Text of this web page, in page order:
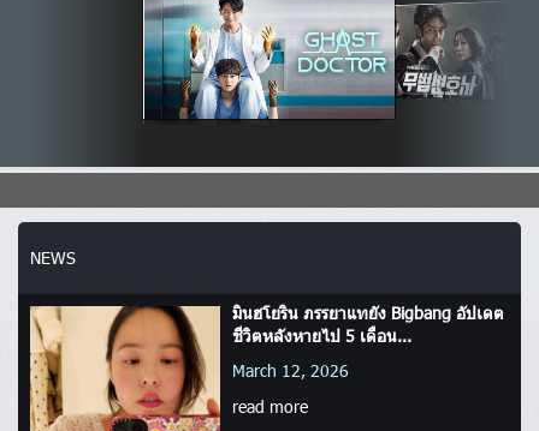
NEWS
มินฮโยริน ภรรยาแทยัง Bigbang อัปเดต
ชีวิตหลังหายไป 5 เดือน...
March 12, 2026
read more